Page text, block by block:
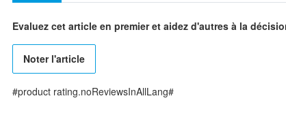
Evaluez cet article en premier et aidez d'autres à la
Noter l'article
#product rating.noReviewsInAllLang#